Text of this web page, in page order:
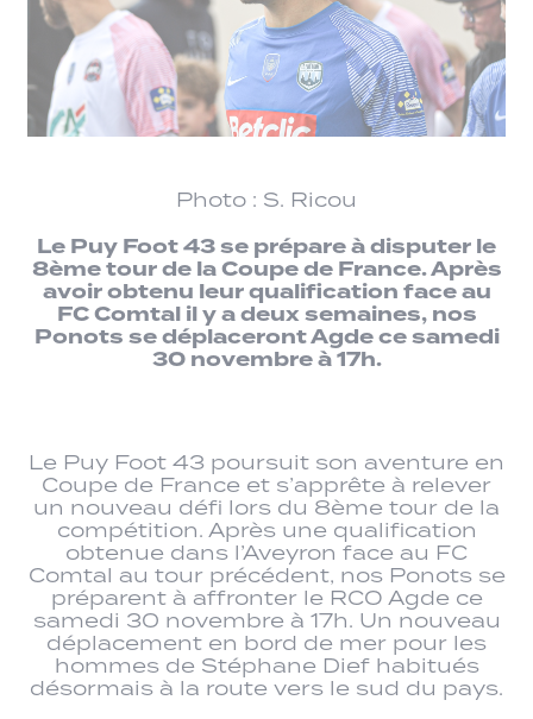
Photo : S. Ricou
Le Puy Foot 43 se prépare à disputer le
8ème tour de la Coupe de France. Après
avoir obtenu leur qualification face au
FC Comtal il y a deux semaines, nos
Ponots se déplaceront Agde ce samedi
30 novembre à 17h.
Le Puy Foot 43 poursuit son aventure en
Coupe de France et s’apprête à relever
un nouveau défi lors du 8ème tour de la
compétition. Après une qualification
obtenue dans l’Aveyron face au FC
Comtal au tour précédent, nos Ponots se
préparent à affronter le RCO Agde ce
samedi 30 novembre à 17h. Un nouveau
déplacement en bord de mer pour les
hommes de Stéphane Dief habitués
désormais à la route vers le sud du pays.